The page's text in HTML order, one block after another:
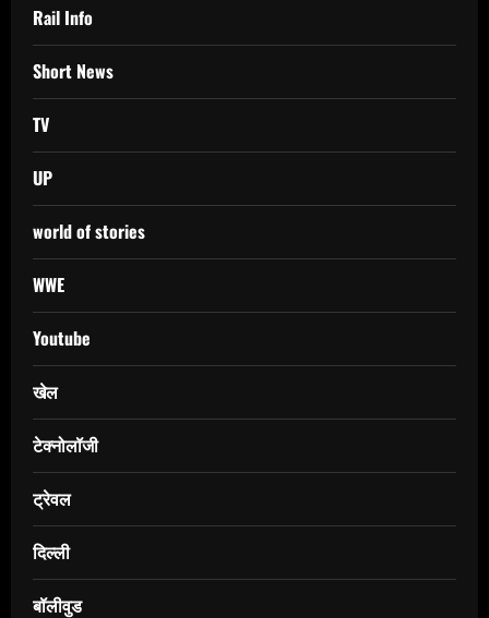
Rail Info
Short News
TV
UP
world of stories
WWE
Youtube
खेल
टेक्नोलॉजी
ट्रेवल
दिल्ली
बॉलीवुड